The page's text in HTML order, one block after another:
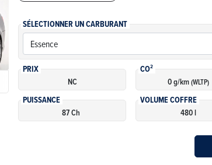
SÉLECTIONNER UN CARBURANT
PRIX
NC
CO²
0 g/km(WLTP)
PUISSANCE
87 Ch
VOLUME COFFRE
480 l